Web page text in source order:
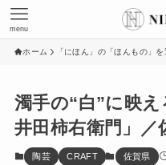
menu
ホーム 「にほん」の「ほんもの」
濁手の“白”に映
井田柿右衛門」／
陶芸 CRAFT 佐賀県